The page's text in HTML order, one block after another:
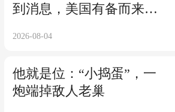
到消息，美国有备而来，
2026-08-04
他就是位：“小捣蛋”，一
炮端掉敌人老巢